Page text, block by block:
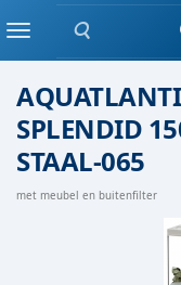
Zoeken
MenuAQUARIUM
SPLENDID
STAAL-065
met meubel en buitenfilter